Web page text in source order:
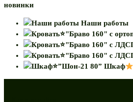
новинки
Наши работы
Шкаф